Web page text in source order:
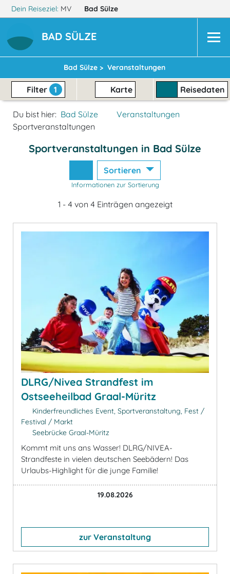
Dein Reiseziel: MV Bad Sülze
BAD SÜLZE
Bad Sülze > Veranstaltungen
Filter 1 Karte Reisedaten
Du bist hier: Bad Sülze
Veranstaltungen
Sportveranstaltungen
Sportveranstaltungen in Bad Sülze
Sortieren
Informationen zur Sortierung
1 - 4 von 4 Einträgen angezeigt
DLRG/Nivea Strandfest im
Ostseeheilbad Graal-Müritz
Kinderfreundliches Event, Sportveranstaltung, Fest /
Festival / Markt
Seebrücke Graal-Müritz
Kommt mit uns ans Wasser! DLRG/NIVEA-
Strandfeste in vielen deutschen Seebädern! Das
Urlaubs-Highlight für die junge Familie!
19.08.2026
zur Veranstaltung